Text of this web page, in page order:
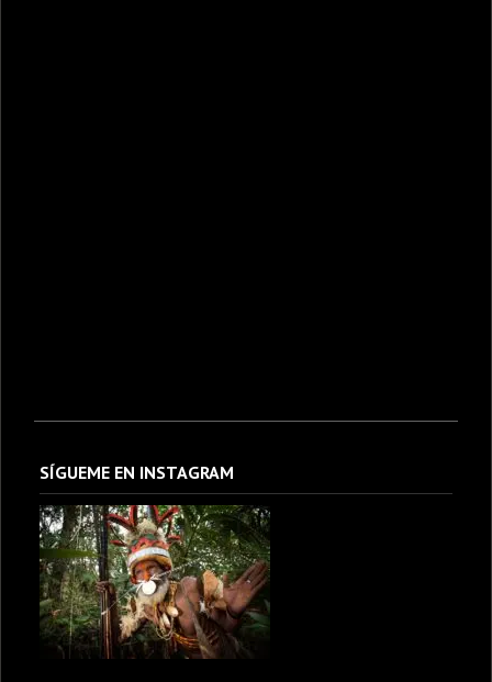
SÍGUEME EN INSTAGRAM